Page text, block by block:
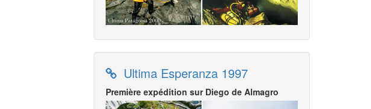
Ultima Esperanza 1997
Première expédition sur Diego de Almagro